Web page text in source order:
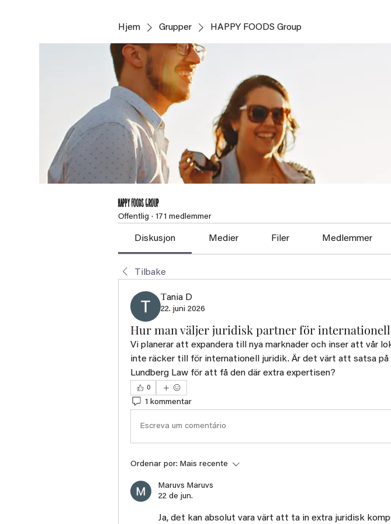
Hjem Grupper HAPPY FOODS Group
HAPPY FOODS Group
Offentlig · 171 medlemmer
Diskusjon Medier Filer Medlemmer
Tilbake
Тania D
22. juni 2026
Hur man väljer juridisk partner för internationell
Vi planerar att expandera till nya marknader och inser att vår
inte räcker till för internationell juridik. Är det värt att satsa på
Lundberg Law för att få den där extra expertisen?
0
1 kommentar
Escreva um comentário
Ordenar por: Mais recente
Maruvs Maruvs
22 de jun.
Ja, det kan absolut vara värt att ta in extra juridisk